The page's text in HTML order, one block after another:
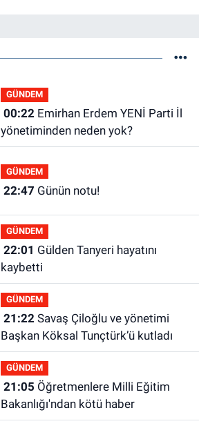
GÜNDEM
00:22Emirhan Erdem YENİ Parti İl
yönetiminden neden yok?
GÜNDEM
22:47 Günün notu!
GÜNDEM
22:01
kaybetti
GÜNDEM
21:22Savaş Çiloğlu ve yönetimi
Başkan Köksal Tunçtürk’ü kutladı
GÜNDEM
21:05
Bakanlığı'ndan kötü haber